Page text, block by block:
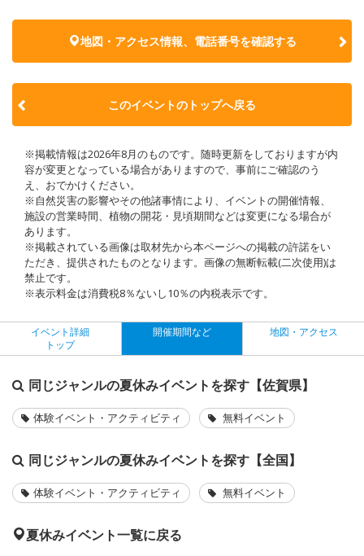
地図・アクセス情報、電話番号を確認する
このイベントのトップへ戻る
※掲載情報は2026年8月のものです。随時更新をしておりますが内
容が変更となっている場合がありますので、事前にご確認のう
え、おでかけください。
※自然災害の影響やその他諸事情により、イベントの開催情報、
施設の営業時間、植物の開花・見頃期間などは変更になる場合が
あります。
※掲載されている画像は取材先から本ページへの掲載の許諾をい
ただき、提供されたものとなります。画像の無断転載(二次使用)は
禁止です。
※表示料金は消費税8％ないし10％の内税表示です。
イベント詳細
トップ
開催期間など 地図・アクセス
同じジャンルの夏休みイベントを探す【佐賀県】
体験イベント・アクティビティ 無料イベント
同じジャンルの夏休みイベントを探す【全国】
体験イベント・アクティビティ 無料イベント
夏休みイベント一覧に戻る